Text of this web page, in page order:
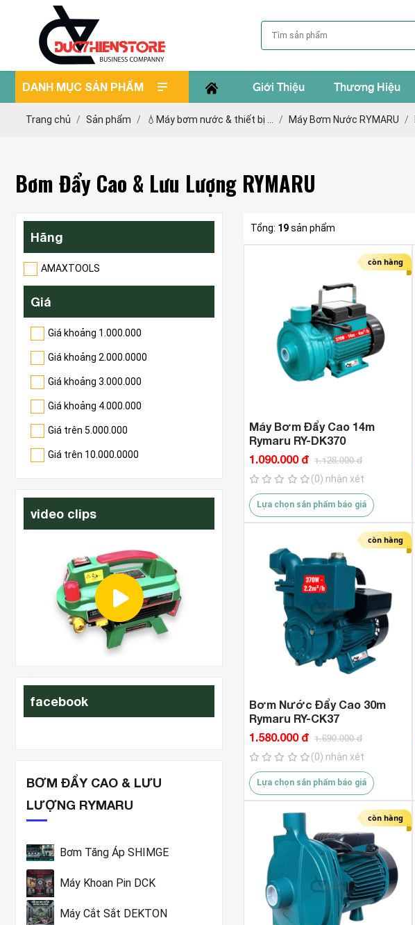
DANH MỤC SẢN PHẨM Giới Thiệu Thương Hiệu
Trang chủ Sản phẩm 💧Máy bơm nước & thiết bị ... Máy Bơm Nước RYMARU
Bơm Đẩy Cao & Lưu Lượng RYMARU
Hãng
AMAXTOOLS
Giá
Giá khoảng 1.000.000
Giá khoảng 2.000.0000
Giá khoảng 3.000.000
Giá khoảng 4.000.000
Giá trên 5.000.000
Giá trên 10.000.0000
video clips
https://duc7hienstore.com/may-
facebook
BƠM ĐẨY CAO & LƯU
LƯỢNG RYMARU
Bơm Tăng Áp SHIMGE
Máy Khoan Pin DCK
Máy Cắt Sắt DEKTON
Tổng: 19sản phẩm
còn hàng
Máy Bơm Đẩy Cao 14m
Rymaru RY-DK370
1.090.000 đ 1.128.000 đ
(0) nhận xét
Lựa chọn sản phẩm báo giá
còn hàng
Bơm Nước Đẩy Cao 30m
Rymaru RY-CK37
1.580.000 đ 1.690.000 đ
(0) nhận xét
Lựa chọn sản phẩm báo giá
còn hàng